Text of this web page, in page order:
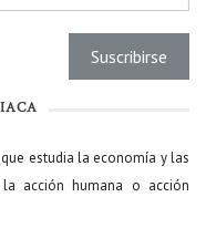
estudia la economía y las
acción humana o acción